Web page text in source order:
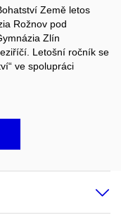
Země letos
Rožnov pod
Zlín
Letošní ročník se
ve spolupráci